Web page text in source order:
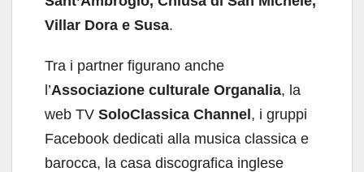
Villar Dora e Susa.
Tra i partner figurano anche
l’Associazione culturale Organalia, la
web TV SoloClassica Channel, i gruppi
Facebook dedicati alla musica classica e
barocca, la casa discografica inglese